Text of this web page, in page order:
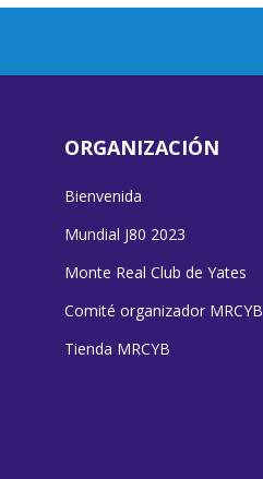
ORGANIZACIÓN
Bienvenida
Mundial J80 2023
Monte Real Club de Yates
Comité organizador MRCYB
Tienda MRCYB